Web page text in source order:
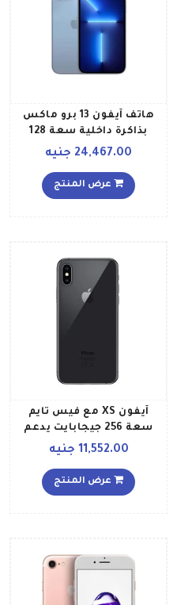
هاتف آيفون 13 برو ماكس
بذاكرة داخلية سعة 128
فيس تايم إصدار الإمارات
العربية المتحدة
24,467.00 جنيه
عرض المنتج
آيفون XS مع فيس تايم
سعة 256 جيجابايت يدعم
تقنية 4G LTE رمادي فلكي11,552.00 جنيه
عرض المنتج